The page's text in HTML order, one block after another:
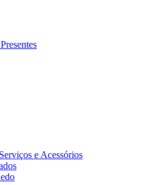
e Acessórios